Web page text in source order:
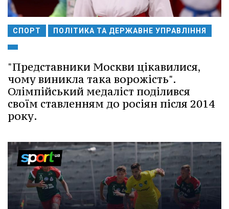
СПОРТ ПОЛІТИКА ТА ДЕРЖАВНЕ УПРАВЛІННЯ
"Представники Москви цікавилися,
чому виникла така ворожість".
Олімпійський медаліст поділився
своїм ставленням до росіян після 2014
року.